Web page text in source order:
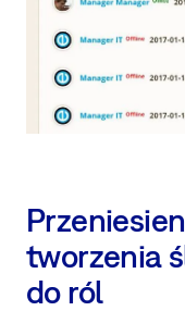
tworzenia
do ról